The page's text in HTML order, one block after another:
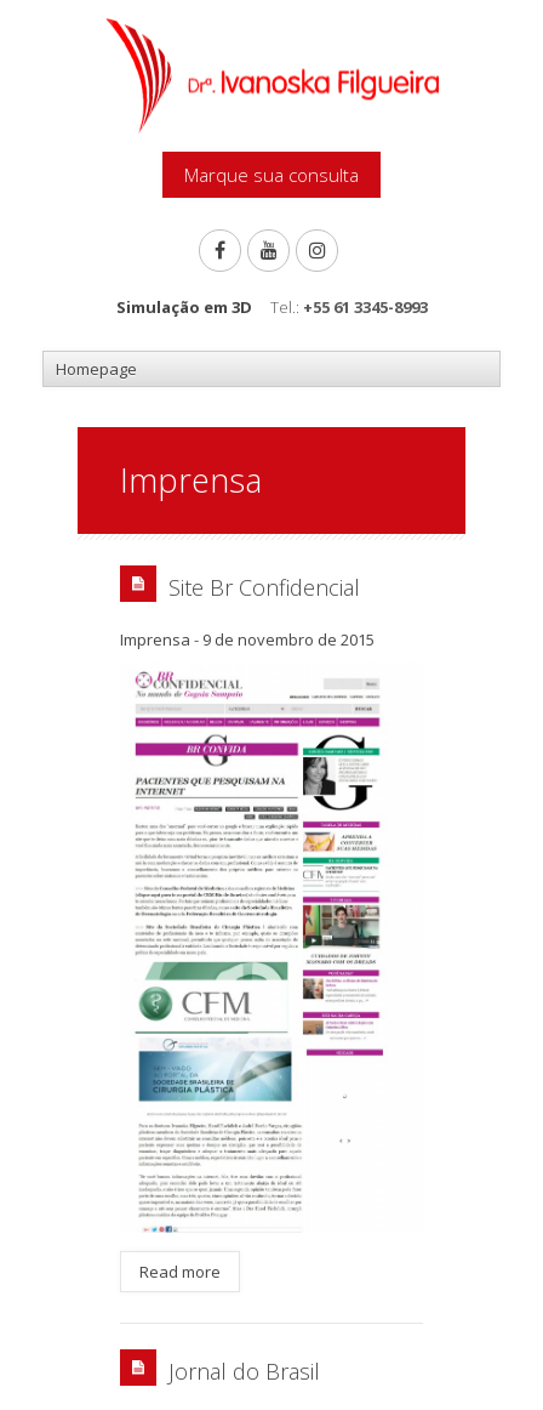
Marque sua consulta
Simulação em 3D Tel.: +55 61 3345-8993
Imprensa
Site Br Confidencial
Imprensa - 9 de novembro de 2015
Read more
Jornal do Brasil